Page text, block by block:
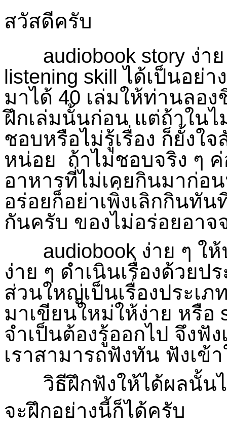
สวัสดีครับ
audiobook story ง่า
listening skillได้เป็นอย่
มาได้ 40 เล่มให้ท่านลอ
ฝึกเล่มนั้นก่อน แต่ถ้าใน
ชอบหรือไม่รู้เรื่อง ก็ยั้งใ
หน่อย ถ้าไม่ชอบจริง ๆ
อาหารที่ไม่เคยกินมาก่
อร่อยก็อย่าเพิ่งเลิกกินทั
กันครับ ของไม่อร่อยอาจ
audiobook ง่าย ๆ ใ
ง่าย ๆ ดำเนินเรื่องด้วย
ส่วนใหญ่เป็นเรื่องประเภ
มาเขียนใหม่ให้ง่าย หรือ
จำเป็นต้องรู้ออกไป จึงฟั
เราสามารถฟังทัน ฟังเข้
วิธีฝึกฟังให้ได้ผลนั้น
จะฝึกอย่างนี้ก็ได้ครับ